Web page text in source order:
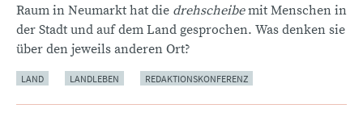
Raum in Neumarkt hat die drehscheibemit Menschen in
der Stadt und auf dem Land gesprochen. Was denken sie
über den jeweils anderen Ort?
LAND LANDLEBEN REDAKTIONSKONFERENZ